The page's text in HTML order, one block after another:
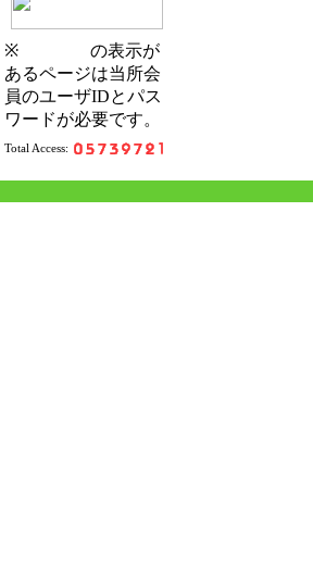
※
の表示が
あるページは当所会
員のユーザIDとパス
ワードが必要です。
Total Access: